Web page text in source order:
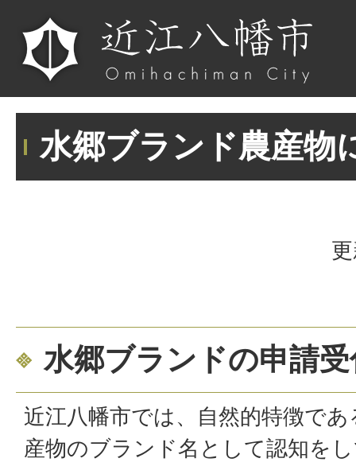
水郷ブランド農産物
水郷ブランドの申請
近江八幡市では、自然的特徴で
産物のブランド名として認知を